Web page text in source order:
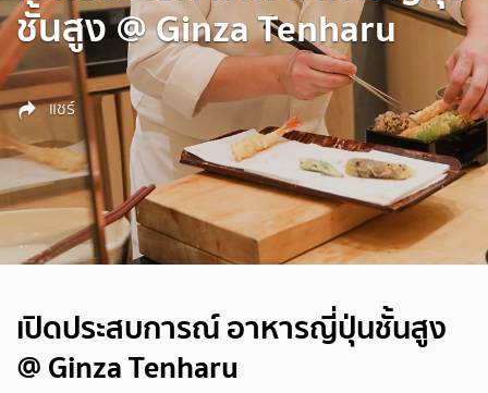
ชั้นสูง @ Ginza Tenharu
แชร์
เปิดประสบการณ์ อาหารญี่ปุ่นชั้นสูง
@ Ginza Tenharu